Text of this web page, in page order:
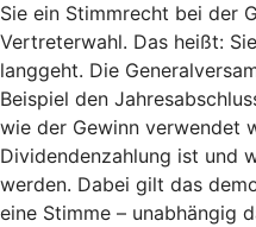
Sie ein Stimmrecht bei der
Vertreterwahl. Das heißt:
langgeht. Die
Beispiel den
wie der Gewinn verwendet
Dividendenzahlung ist und
werden. Dabei gilt das
eine Stimme – unabhängig